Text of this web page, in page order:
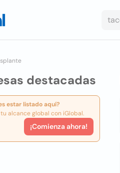
destacadas
estar listado aquí?
alcance global con iGlobal.
¡Comienza ahora!